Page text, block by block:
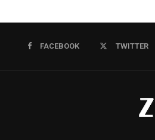
FACEBOOK TWITTER